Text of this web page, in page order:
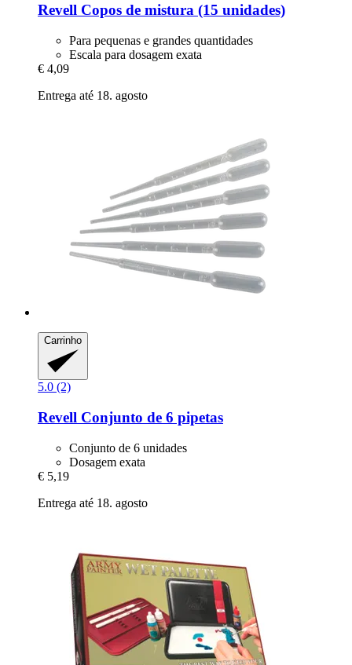
Revell Copos de mistura (15 unidades)
Para pequenas e grandes quantidades
Escala para dosagem exata
€ 4,09
Entrega até 18. agosto
Carrinho
5.0 (2)
Revell Conjunto de 6 pipetas
Conjunto de 6 unidades
Dosagem exata
€ 5,19
Entrega até 18. agosto